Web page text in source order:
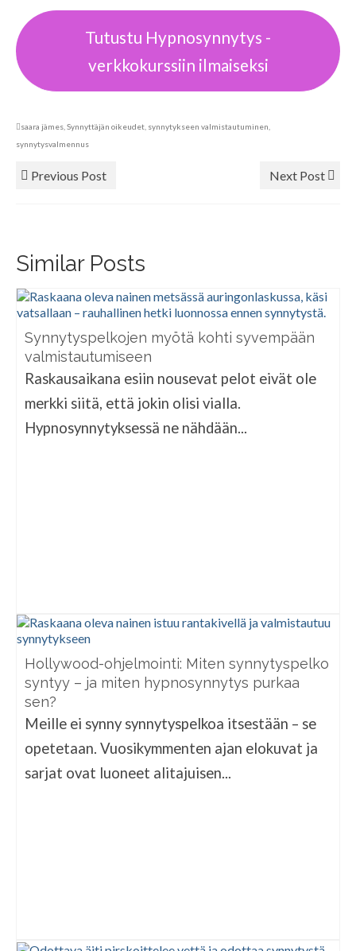
Tutustu Hypnosynnytys -
verkkokurssiin ilmaiseksi
saara jämes Synnyttäjän oikeudet synnytykseen valmistautuminen
synnytysvalmennus
Previous Post Next Post
Similar Posts
Synnytyspelkojen myötä kohti syvempään
valmistautumiseen
Raskausaikana esiin nousevat pelot eivät ole
merkki siitä, että jokin olisi vialla.
Hypnosynnytyksessä ne nähdään...
Hollywood-ohjelmointi: Miten synnytyspelko
syntyy – ja miten hypnosynnytys purkaa
sen?
Meille ei synny synnytyspelkoa itsestään – se
opetetaan. Vuosikymmenten ajan elokuvat ja
sarjat ovat luoneet alitajuisen...